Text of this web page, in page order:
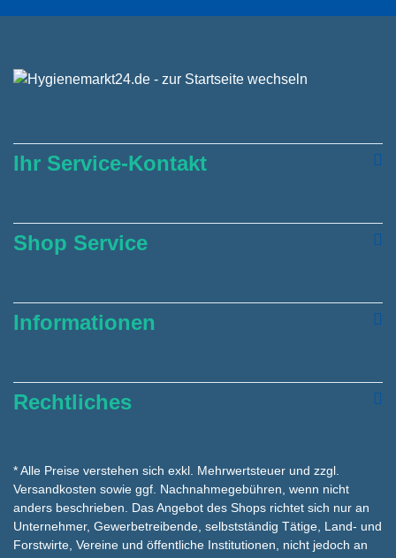
Ihr Service-Kontakt
Shop Service
Informationen
Rechtliches
* Alle Preise verstehen sich exkl. Mehrwertsteuer und zzgl.
Versandkosten sowie ggf. Nachnahmegebühren, wenn nicht
anders beschrieben. Das Angebot des Shops richtet sich nur an
Unternehmer, Gewerbetreibende, selbstständig Tätige, Land- und
Forstwirte, Vereine und öffentliche Institutionen, nicht jedoch an